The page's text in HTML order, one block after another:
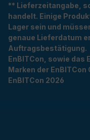
** Lieferzeitangabe,
handelt. Einige
Lager sein und
genaue Lieferdatum
Auftragsbestätigung.
EnBITCon, sowie das
Marken der
EnBITCon 2026